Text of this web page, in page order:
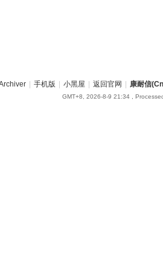
| 手机版 | 小黑屋 | 返回官网 | 康耐信
GMT+8, 2026-8-9 21:34,